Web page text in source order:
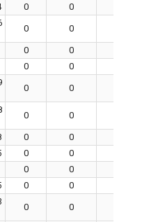
0 0
0 0
0 0
0 0
0 0
0 0
0 0
0 0
0 0
0 0
0 0